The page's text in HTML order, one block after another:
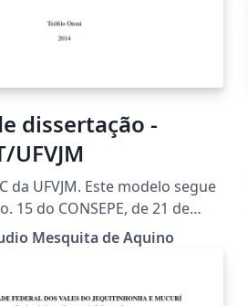
dissertação -
UFVJM
da UFVJM. Este modelo segue
15 do CONSEPE, de 21 de
prograd/tcc.html
Mesquita de Aquino